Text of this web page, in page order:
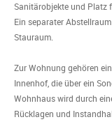
Sanitärobjekte und Platz
Ein separater
Stauraum.
Zur Wohnung gehören
Innenhof, die über ein
Wohnhaus wird durch
Rücklagen und